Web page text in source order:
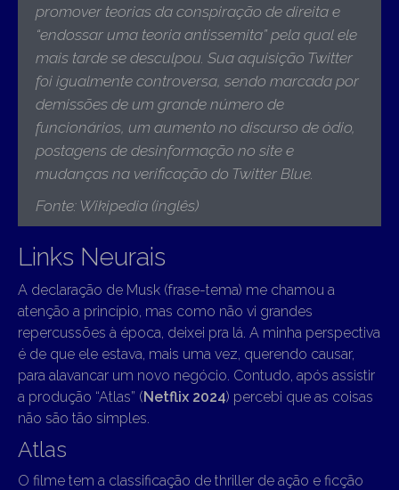
promover teorias da conspiração de direita e
“endossar uma teoria antissemita” pela qual ele
mais tarde se desculpou. Sua aquisição Twitter
foi igualmente controversa, sendo marcada por
demissões de um grande número de
funcionários, um aumento no discurso de ódio,
postagens de desinformação no site e
mudanças na verificação do Twitter Blue
Fonte: Wikipedia (inglês)
Links Neurais
A declaração de Musk (frase-tema) me chamou a
atenção a princípio, mas como não vi grandes
repercussões à época, deixei pra lá. A minha perspectiva
é de que ele estava, mais uma vez, querendo causar,
para alavancar um novo negócio. Contudo, após assistir
a produção “Atlas” (Netflix 2024) percebi que as coisas
não são tão simples.
Atlas
O filme tem a classificação de thriller de ação e ficção